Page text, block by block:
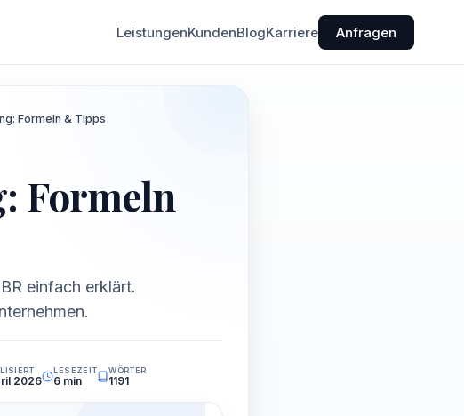
LeistungenKundenBlogKarriere Anfragen
Formeln & Tipps
Formeln
einfach erklärt.
2026
LESEZEIT
6 min
WÖRTER
1191